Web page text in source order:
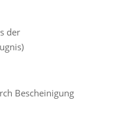
der
Bescheinigung